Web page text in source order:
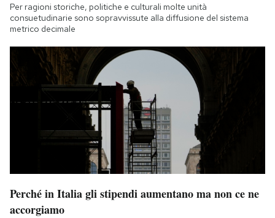
Per ragioni storiche, politiche e culturali molte unità
consuetudinarie sono sopravvissute alla diffusione del sistema
metrico decimale
Perché in Italia gli stipendi aumentano ma non ce ne
accorgiamo